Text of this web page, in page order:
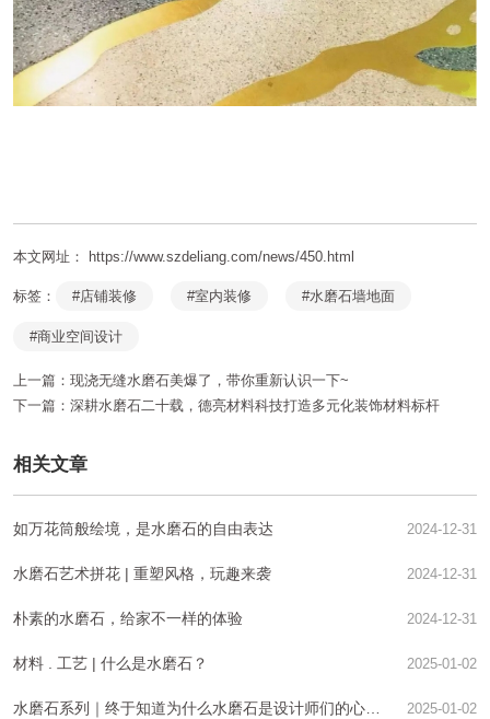
本文网址： https://www.szdeliang.com/news/450.html
标签： #店铺装修 #室内装修 #水磨石墙地面
#商业空间设计
上一篇： 现浇无缝水磨石美爆了，带你重新认识一下~
下一篇： 深耕水磨石二十载，德亮材料科技打造多元化装饰材料标杆
相关文章
2024-12-31
如万花筒般绘境，是水磨石的自由表达
2024-12-31
水磨石艺术拼花 | 重塑风格，玩趣来袭
2024-12-31
朴素的水磨石，给家不一样的体验
2025-01-02
材料 . 工艺 | 什么是水磨石？
2025-01-02
水磨石系列｜终于知道为什么水磨石是设计师们的心头